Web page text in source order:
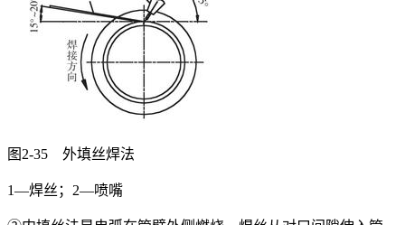
图2-35 外填丝焊法
1—焊丝；2—喷嘴